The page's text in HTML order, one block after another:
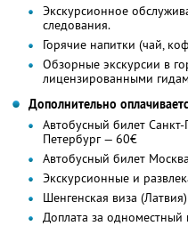
Экскурсионное
следования.
Горячие напитки (чай,
Обзорные экскурсии в
лицензированными
Дополнительно
Автобусный билет
Петербург — 60€
Автобусный билет
Экскурсионные и
Шенгенская виза
Доплата за